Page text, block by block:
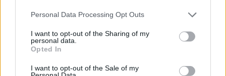
Personal Data Processing Opt Outs
I want to opt-out of the Sharing of my
personal data.
Opted In
I want to opt-out of the Sale of my